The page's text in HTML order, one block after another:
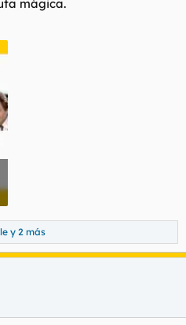
mágica.
y 2 más